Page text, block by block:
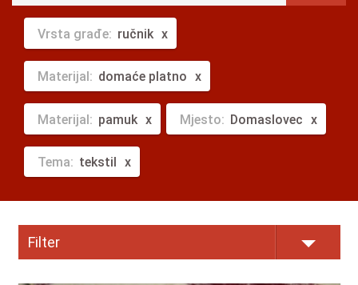
Vrsta građe: ručnik
Materijal: domaće platno
Materijal: pamuk Mjesto: Domaslovec
Tema: tekstil
Filter